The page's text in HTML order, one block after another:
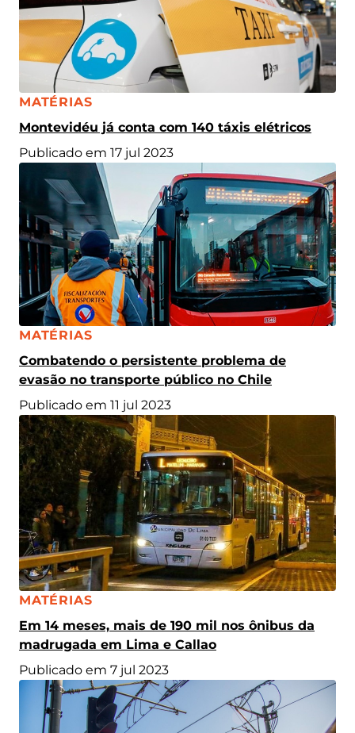
CATEGORIA:
MATÉRIAS
Montevidéu já conta com 140 táxis elétricos
Publicado em 17 jul 2023
CATEGORIA:
MATÉRIAS
Combatendo o persistente problema de
evasão no transporte público no Chile
Publicado em 11 jul 2023
CATEGORIA:
MATÉRIAS
Em 14 meses, mais de 190 mil nos ônibus da
madrugada em Lima e Callao
Publicado em 7 jul 2023